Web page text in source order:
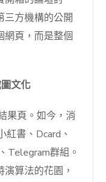
三方機構的公開
網頁，而是整個
文化
果頁。如今，消
書、Dcard、
Telegram群組。
算法的花園，